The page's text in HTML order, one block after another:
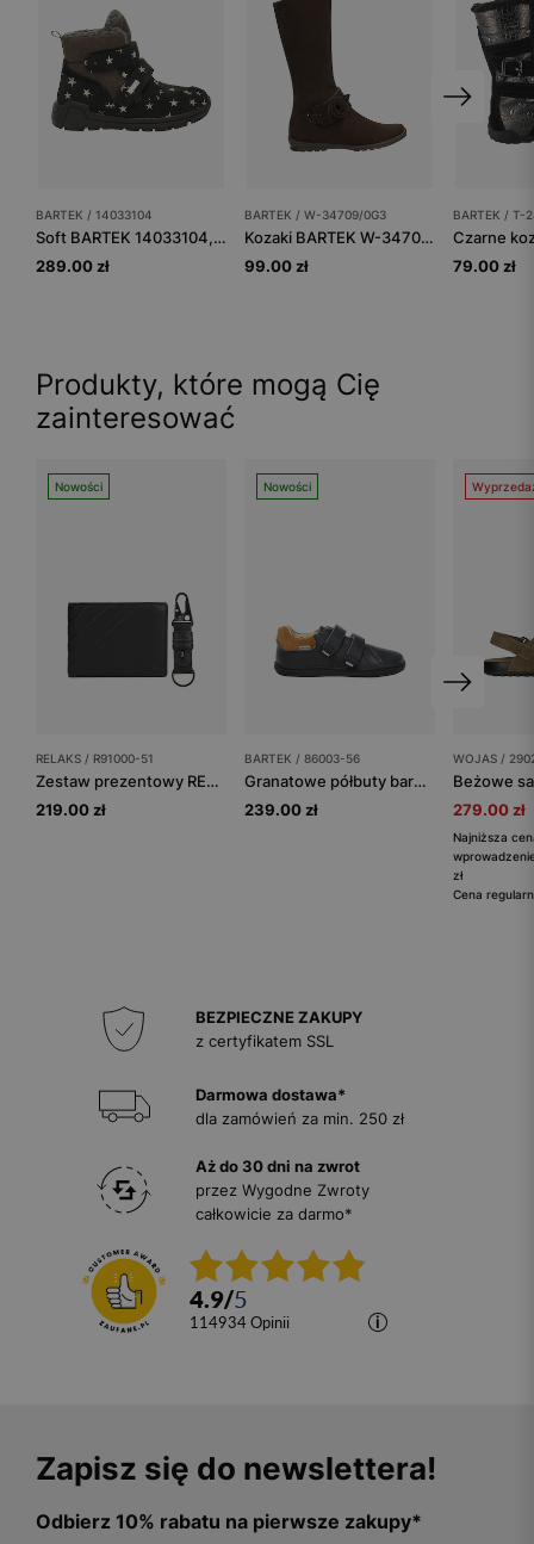
BARTEK / 14033104
Soft BARTEK 14033104, czarno-brązowy
289.00 zł
BARTEK / W-34709/0G3
Kozaki BARTEK W-34709/0G3, dla dziewcząt, brązowy
99.00 zł
BARTEK / T-
79.00 zł
Produkty, które mogą Cię
zainteresować
Nowości
RELAKS / R91000-51
Zestaw prezentowy RELAKS portfel i brelok
219.00 zł
Nowości
BARTEK / 86003-56
Granatowe półbuty barefoot dla dzieci BARTEK 86003-56
239.00 zł
WOJAS /
279.00 zł
Najniższa
zł
Cena
BEZPIECZNE ZAKUPY
z certyfikatem SSL
Darmowa dostawa*
dla zamówień za min. 250 zł
Aż do 30 dni na zwrot
przez Wygodne Zwroty
całkowicie za darmo*
4.9/5
114934 opinii
Zapisz się do newslettera!
Odbierz 10% rabatu na pierwsze zakupy*